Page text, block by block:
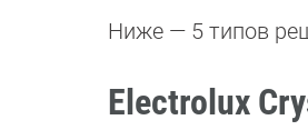
Ниже — 5 типов
Electrolux